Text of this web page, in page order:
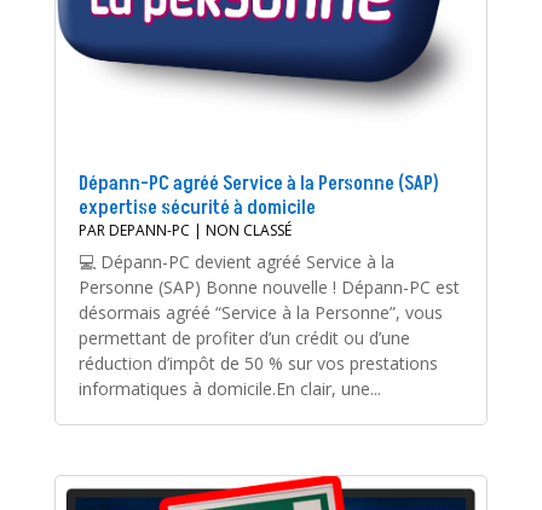
Dépann-PC agréé Service à la Personne (SAP)
expertise sécurité à domicile
PARDEPANN-PC | NON CLASSÉ
💻 Dépann-PC devient agréé Service à la
Personne (SAP) Bonne nouvelle ! Dépann-PC est
désormais agréé “Service à la Personne”, vous
permettant de profiter d’un crédit ou d’une
réduction d’impôt de 50 % sur vos prestations
informatiques à domicile.En clair, une...